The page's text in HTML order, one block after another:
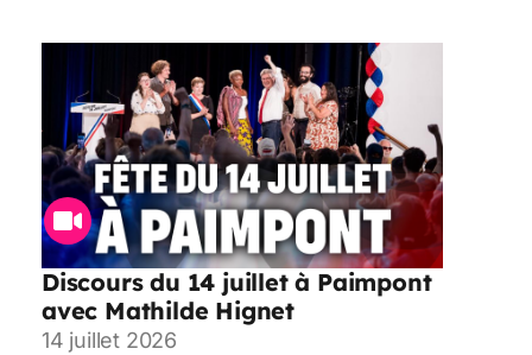
Discours du 14 juillet à Paimpont
avec Mathilde Hignet
14 juillet 2026